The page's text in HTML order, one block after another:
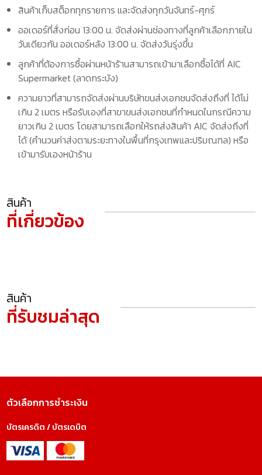
สินค้าเก็บสต็อกทุกรายการ และจัดส่งทุกวันจันทร์-ศุกร์
ออเดอร์ที่สั่งก่อน 13:00 น. จัดส่งผ่านช่องทางที่ลูกค้าเลือกภายใน
วันเดียวกัน ออเดอร์หลัง 13:00 น. จัดส่งวันรุ่งขึ้น
ลูกค้าที่ต้องการซื้อผ่านหน้าร้านสามารถเข้ามาเลือกซื้อได้ที่ AIC
Supermarket (ลาดกระบัง)
ความยาวที่สามารถจัดส่งผ่านบริษัทขนส่งเอกชนจัดส่งถึงที่ ได้ไม่
เกิน 2 เมตร หรือรับเองที่สาขาขนส่งเอกชนที่กำหนดในกรณีความ
ยาวเกิน 2 เมตร โดยสามารถเลือกให้รถส่งสินค้า AIC จัดส่งถึงที่
ได้ (คำนวนค่าส่งตามระยะทางในพื้นที่กรุงเทพและปริมณฑล) หรือ
เข้ามารับเองหน้าร้าน
สินค้า
ที่เกี่ยวข้อง
สินค้า
ที่รับชมล่าสุด
ตัวเลือกการชำระเงิน
บัตรเครดิต / บัตรเดบิต